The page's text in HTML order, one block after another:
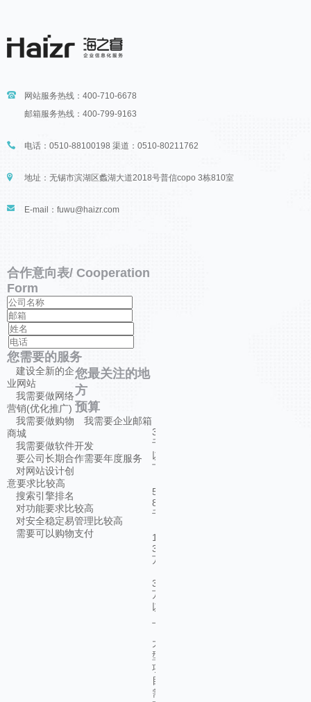
网站服务热线：400-710-6678
邮箱服务热线：400-799-9163
电话：0510-88100198 渠道：0510-80211762
地址：无锡市滨湖区蠡湖大道2018号普信copo 3栋810室
E-mail：fuwu@haizr.com
合作意向表/ Cooperation
Form
您需要的服务
建设全新的企
业网站
我需要做网络
营销(优化推广)
我需要做购物
商城
我需要企业邮箱
我需要做软件开发
要公司长期合作需要年度服务
您最关注的地
方
对网站设计创
意要求比较高
搜索引擎排名
对功能要求比较高
对安全稳定易管理比较高
需要可以购物支付
预算
3
千
以
下
5-
8
千
1-
3
万
3
万
以
上
大
型
项
目
需